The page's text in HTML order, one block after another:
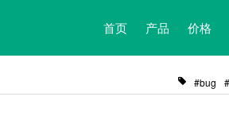
首页 产品 价格
bug